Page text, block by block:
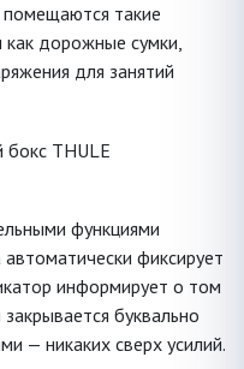
помещаются такие
дорожные сумки,
для занятий
функциями
фиксирует
информирует о том
буквально
— никаких сверх усилий.